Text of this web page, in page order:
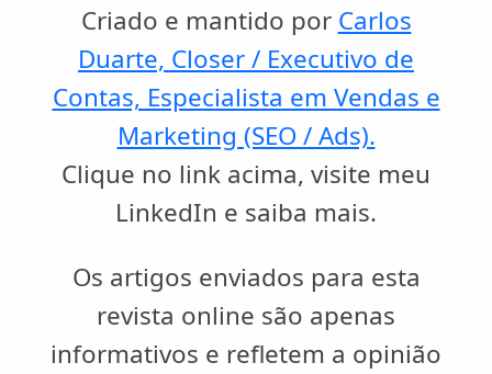
Criado e mantido por Carlos
Duarte, Closer / Executivo de
Contas, Especialista em Vendas e
Marketing (SEO / Ads).
Clique no link acima, visite meu
LinkedIn e saiba mais.
Os artigos enviados para esta
revista online são apenas
informativos e refletem a opinião